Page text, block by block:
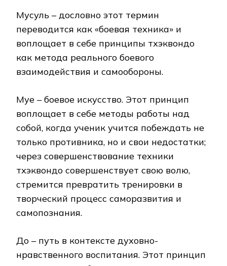
Мусуль – дословно этот термин
переводится как «боевая техника» и
воплощает в себе принципы тхэквондо
как метода реального боевого
взаимодействия и самообороны.
Муе – боевое искусство. Этот принцип
воплощает в себе методы работы над
собой, когда ученик учится побеждать не
только противника, но и свои недостатки;
через совершенствование техники
тхэквондо совершенствует свою волю,
стремится превратить тренировки в
творческий процесс саморазвития и
самопознания.
До – путь в контексте духовно-
нравственного воспитания. Этот принцип